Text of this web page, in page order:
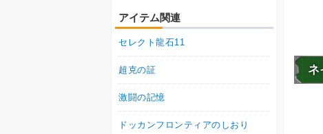
ネ
アイテム関連
セレクト龍石11
超克の証
激闘の記憶
ドッカンフロンティアのしおり